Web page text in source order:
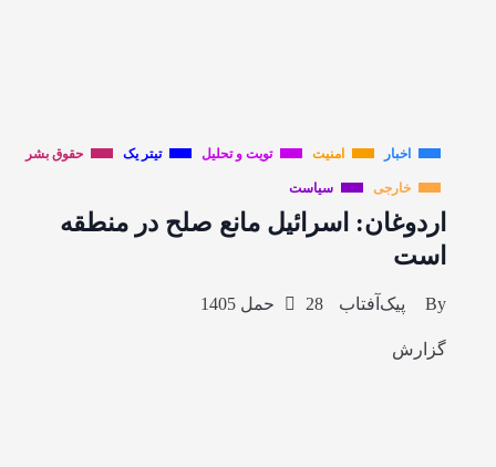
اخبار امنیت تویت و تحلیل تیتر یک حقوق بشر
خارجی سیاست
اردوغان: اسرائیل مانع صلح در منطقه
است
By پیک‌آفتاب 28 حمل 1405
گزارش